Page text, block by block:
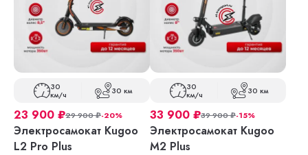
30
км/ч 30 км
23 900 ₽29 900₽-20%
Электросамокат Kugoo
L2 Pro Plus
30
км/ч 30 км
33 900 ₽39 900₽-15%
Электросамокат Kugoo
M2 Plus